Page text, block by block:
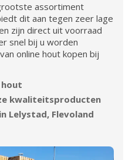
assortiment
dit aan tegen zeer lage
zijn direct uit voorraad
snel bij u worden
online hout kopen bij
hout
kwaliteitsproducten
in Lelystad, Flevoland